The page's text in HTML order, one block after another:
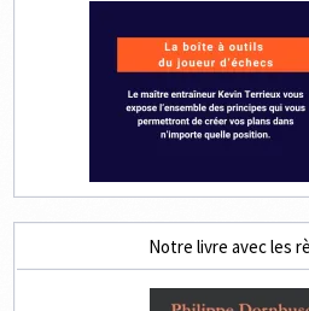
Notre livre avec les